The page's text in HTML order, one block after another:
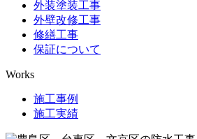
外装塗装工事
外壁改修工事
修繕工事
保証について
Works
施工事例
施工実績